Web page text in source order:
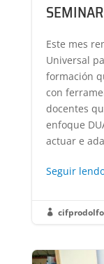
Este mes
Universal
formación
con
docentes
enfoque
actuar e
Seguir
